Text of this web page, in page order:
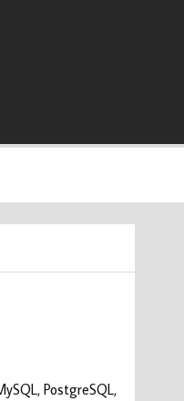
PostgreSQL,